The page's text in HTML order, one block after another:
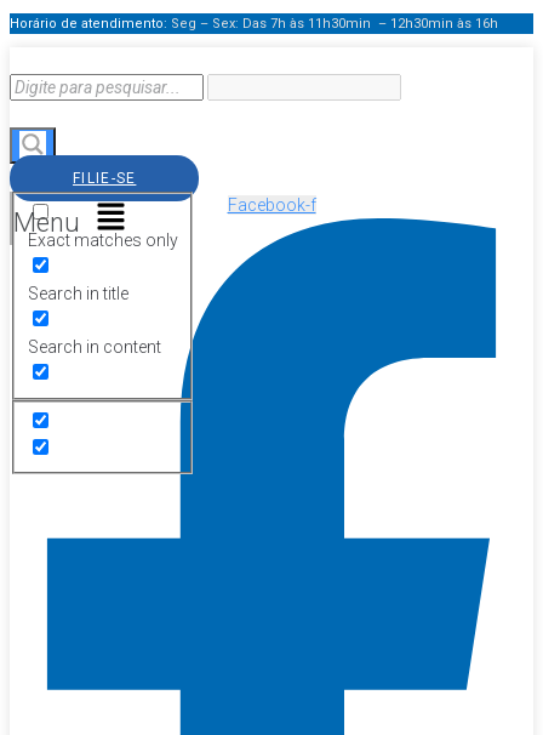
Horário de atendimento: Seg – Sex: Das 7h às 11h30min – 12h30min às 16h
Exact matches only
Search in title
Search in content
Menu
FILIE-SE
Facebook-f